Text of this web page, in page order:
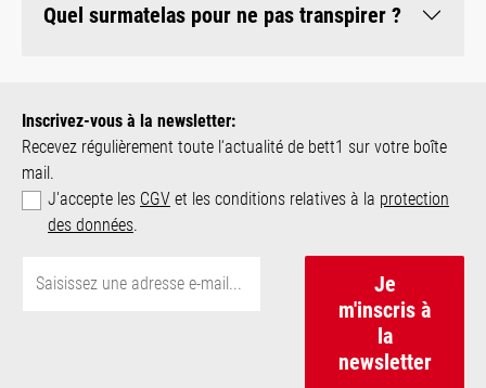
Quel surmatelas pour ne pas transpirer ?
Inscrivez-vous à la newsletter:
Recevez régulièrement toute l‘actualité de bett1 sur votre boîte
mail.
J'accepte les CGV et les conditions relatives à la protection
des données.
Je
m'inscris à
la
newsletter